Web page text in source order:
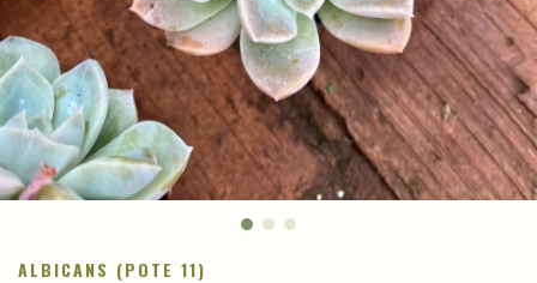
ALBICANS (POTE 11)